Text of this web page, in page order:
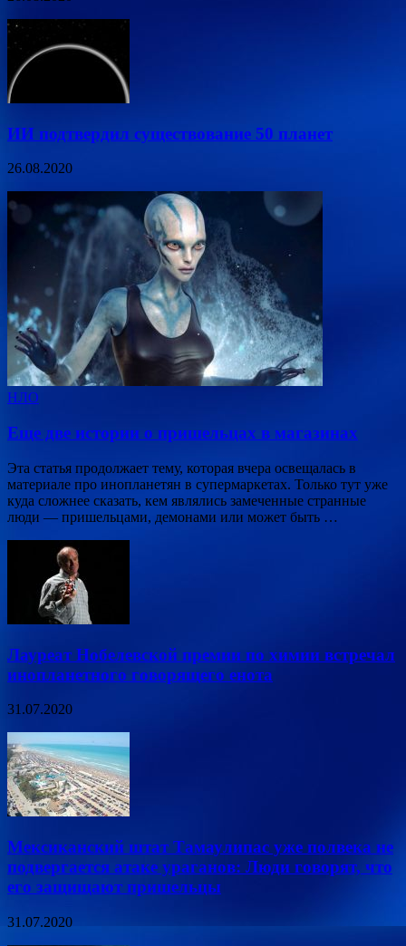
ИИ подтвердил существование 50 планет
26.08.2020
НЛО
Еще две истории о пришельцах в магазинах
Эта статья продолжает тему, которая вчера освещалась в
материале про инопланетян в супермаркетах. Только тут уже
куда сложнее сказать, кем являлись замеченные странные
люди — пришельцами, демонами или может быть …
Лауреат Нобелевской премии по химии встречал
инопланетного говорящего енота
31.07.2020
Мексиканский штат Тамаулипас уже полвека не
подвергается атаке ураганов: Люди говорят, что
его защищают пришельцы
31.07.2020